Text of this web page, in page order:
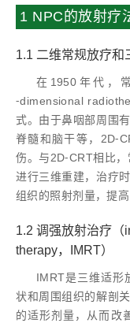
1 NPC的放射疗
1.1 二维常规放疗和
在1950年代，
⁃dimensional
式。由于鼻咽部周围
脊髓和脑干等，
伤。与2D⁃CRT相比
进行三维重建，治疗
组织的照射剂量，提高
1.2 调强放射治疗（
therapy，IMRT）
IMRT是三维适形
状和周围组织的解剖
的适形剂量，从而改